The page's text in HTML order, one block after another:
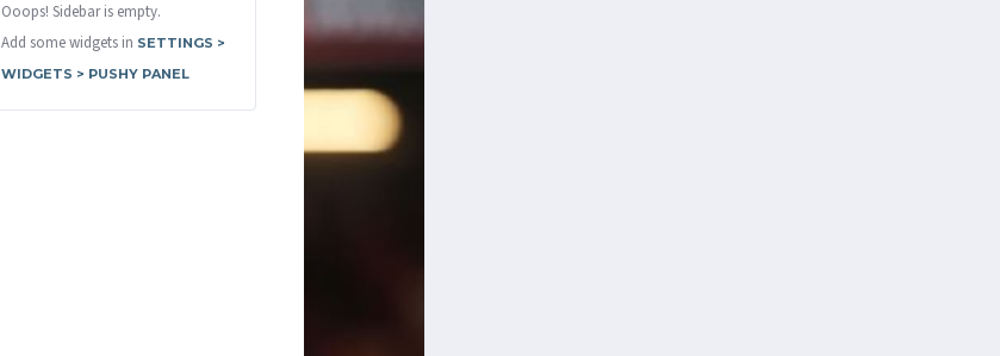
Ooops! Sidebar is empty.
Add some widgets in SETTINGS >
WIDGETS > PUSHY PANEL